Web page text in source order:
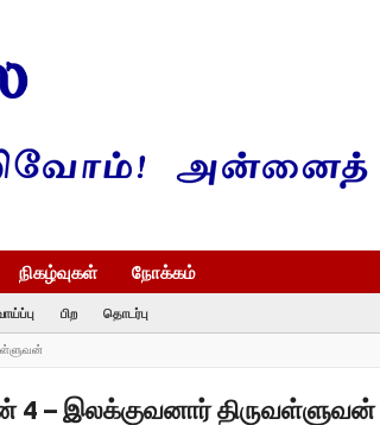
நிகழ்வுகள் நோக்கம்
பிற தொடர்பு
– இலக்குவனார் திருவள்ளுவன்